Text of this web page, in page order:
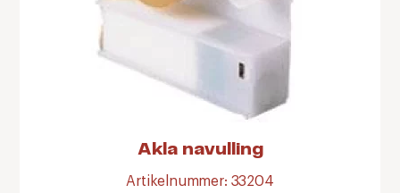
Akla navulling
Artikelnummer: 33204